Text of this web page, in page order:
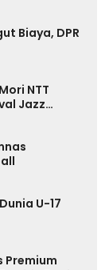
Biaya, DPR
NTT
Jazz
U-17
Premium